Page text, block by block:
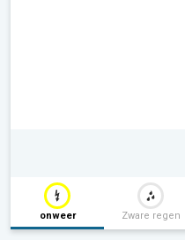
onweer Zware regen